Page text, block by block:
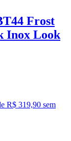
Frost
Inox Look
R$ 319,90 sem